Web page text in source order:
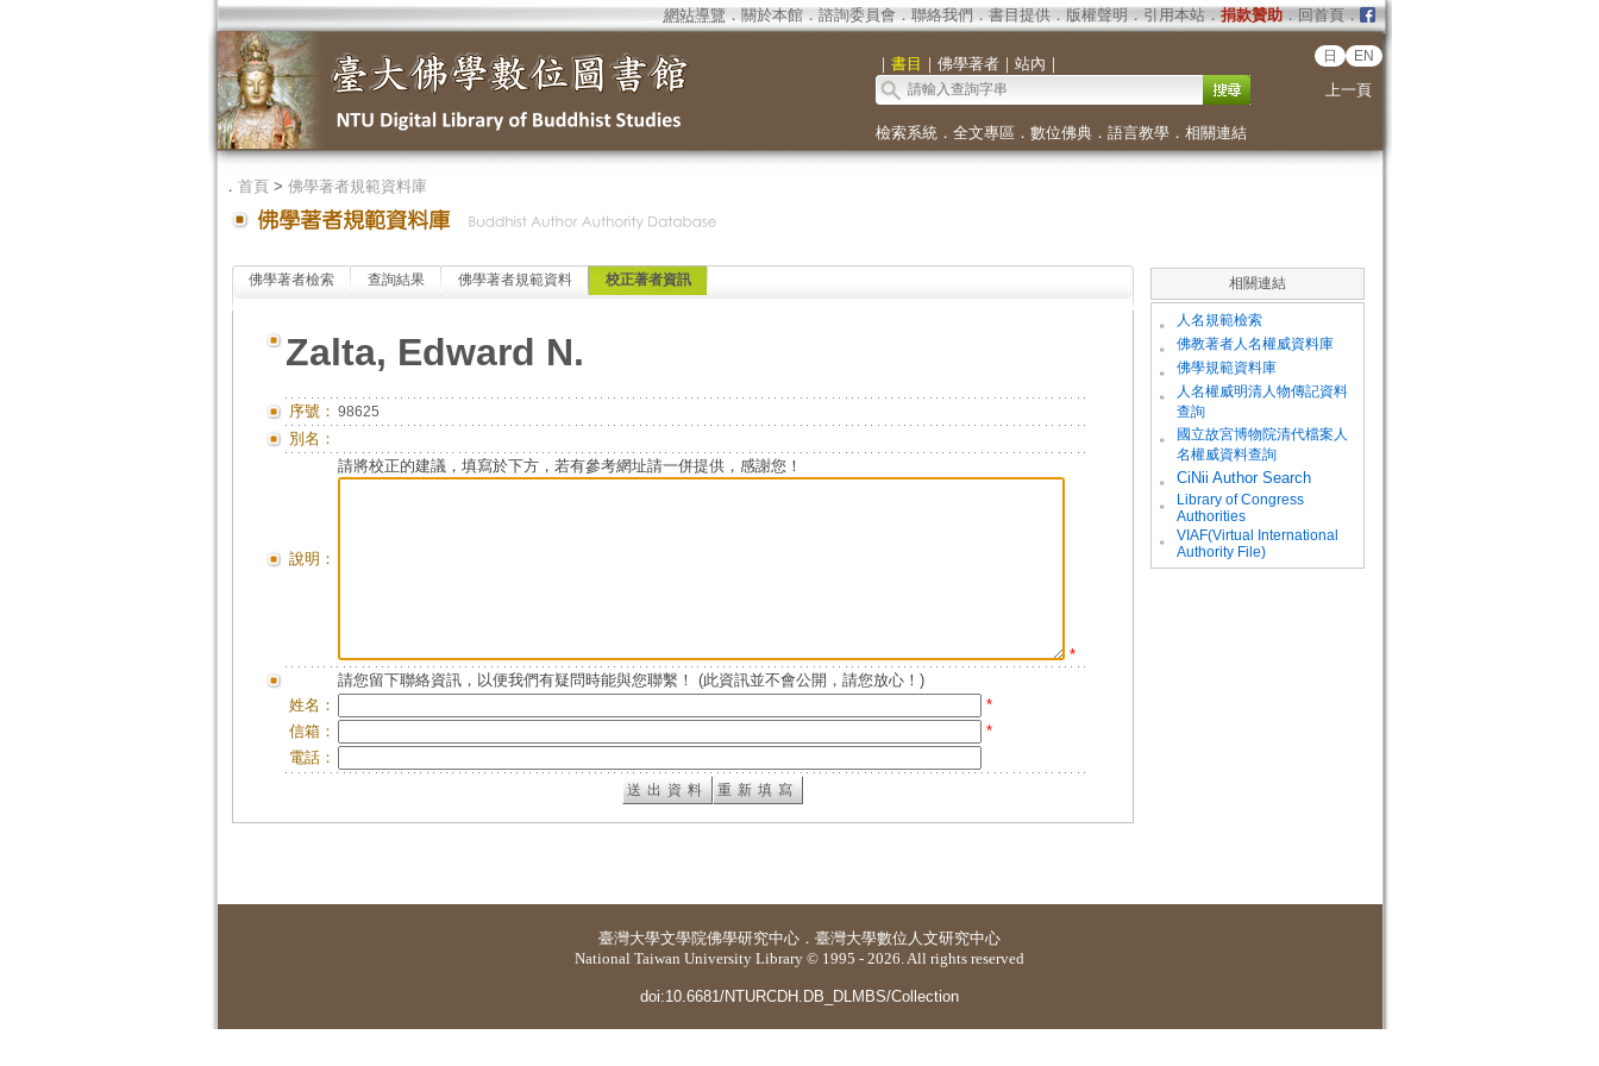
網站導覽 ． 關於本館． 諮詢委員會． 聯絡我們 ． 書目提供． 版權聲明 ． 引用本站． 捐款贊助．回首頁．
｜ 書目 ｜ 佛學著者｜ 站內 ｜ 日 EN
上一頁
檢索系統． 全文專區 ． 數位佛典． 語言教學． 相關連結
． 首頁> 佛學著者規範資料庫
佛學著者檢索 查詢結果 佛學著者規範資料 校正著者資訊
Zalta, Edward N.
序號： 98625
別名：
說明：
請將校正的建議，填寫於下方，若有參考網址請一併提供，感謝您！
*
請您留下聯絡資訊，以便我們有疑問時能與您聯繫！ (此資訊並不會公開，請您放心！)
姓名：
*
信箱：
*
電話：
相關連結
。 人名規範檢索
。 佛教著者人名權威資料庫
。 佛學規範資料庫
。
人名權威明清人物傳記資料
查詢
。
國立故宮博物院清代檔案人
名權威資料查詢
。
CiNii Author Search
。
Library of Congress
Authorities
。
VIAF(Virtual International
Authority File)
臺灣大學文學院佛學研究中心 ． 臺灣大學數位人文研究中心
National Taiwan University Library © 1995 - 2026. All rights reserved
doi:10.6681/NTURCDH.DB_DLMBS/Collection